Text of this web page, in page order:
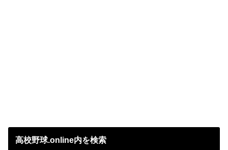
高校野球.online内を検索